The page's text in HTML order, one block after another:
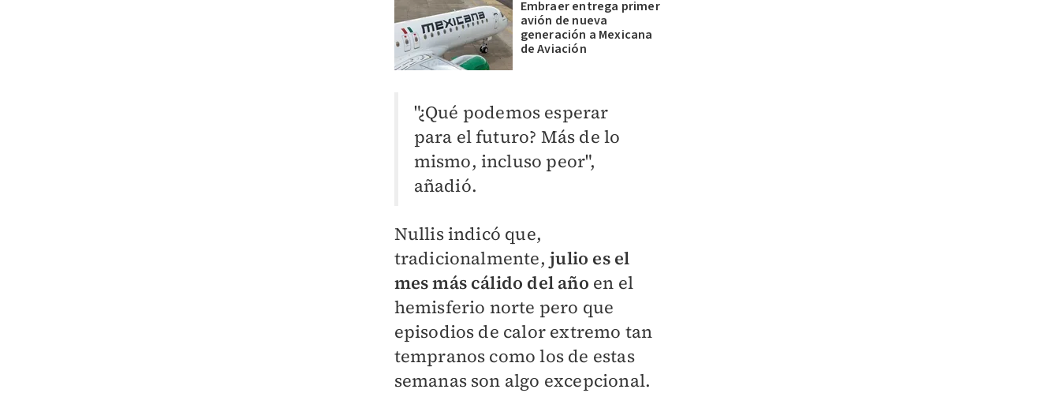
Embraer entrega primer
avión de nueva
generación a Mexicana
de Aviación
"¿Qué podemos esperar
para el futuro? Más de lo
mismo, incluso peor",
añadió.
Nullis indicó que,
tradicionalmente, julio es el
mes más cálido del año en el
hemisferio norte pero que
episodios de calor extremo tan
tempranos como los de estas
semanas son algo excepcional.